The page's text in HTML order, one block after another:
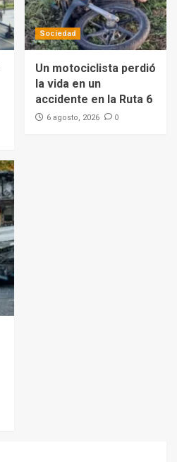
Sociedad
Un motociclista perdió
la vida en un
accidente en la Ruta 6
6 agosto, 2026 0